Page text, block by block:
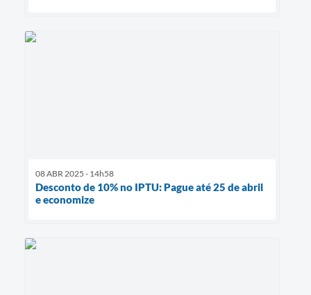
08 ABR 2025 - 14h58
Desconto de 10% no IPTU: Pague até 25 de abril
e economize